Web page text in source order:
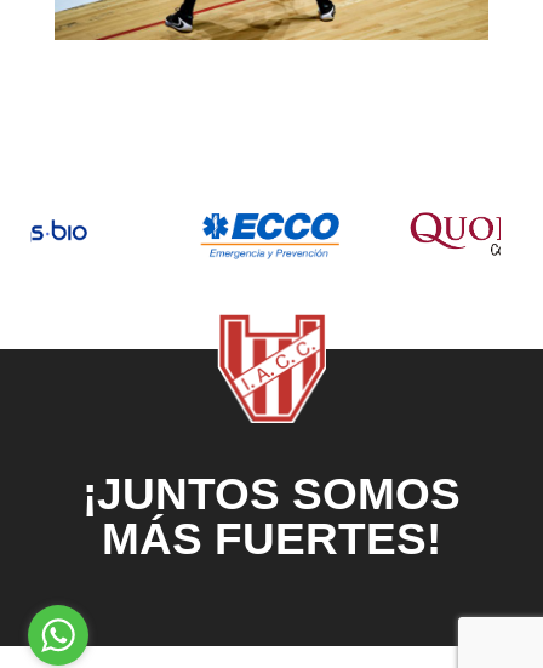
¡JUNTOS SOMOS
MÁS FUERTES!